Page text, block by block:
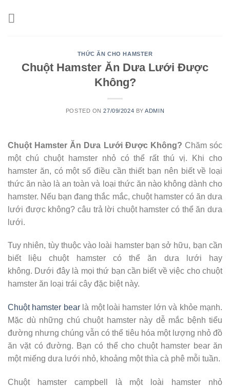
THỨC ĂN CHO HAMSTER
Chuột Hamster Ăn Dưa Lưới Được
Không?
POSTED ON27/09/2024 BYADMIN
Chuột Hamster Ăn Dưa Lưới Được Không? Chăm sóc
một chú chuột hamster nhỏ có thể rất thú vị. Khi cho
hamster ăn, có một số điều cần thiết bạn nên biết về loại
thức ăn nào là an toàn và loại thức ăn nào không dành cho
hamster. Nếu bạn đang thắc mắc, chuột hamster có ăn dưa
lưới được không? câu trả lời chuột hamster có thể ăn dưa
lưới.
Tuy nhiên, tùy thuộc vào loài hamster bạn sở hữu, bạn cần
biết liệu chuột hamster có thể ăn dưa lưới hay
không. Dưới đây là mọi thứ bạn cần biết về việc cho chuột
hamster ăn loại trái cây đặc biệt này.
Chuột hamster bearlà một loài hamster lớn và khỏe mạnh.
Mặc dù những chú chuột hamster này dễ mắc bệnh tiểu
đường nhưng chúng vẫn có thể tiêu hóa một lượng nhỏ đồ
ăn vặt có đường. Bạn có thể cho chuột hamster bear ăn
một miếng dưa lưới nhỏ, khoảng một thìa cà phê mỗi tuần.
Chuột hamster campbell là một loài hamster nhỏ